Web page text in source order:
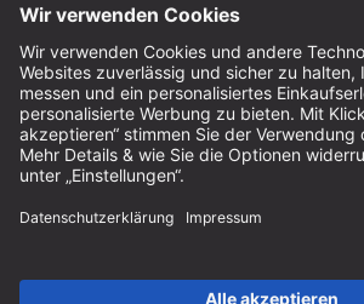
Impressum
AGB
Datenschutz
Cookie-Einstellungen
© 2026 sauter GmbH
* kostenloser Versand ab 150 Euro Bestellwert
Deutschlands für die Standard-Paketgrößen -